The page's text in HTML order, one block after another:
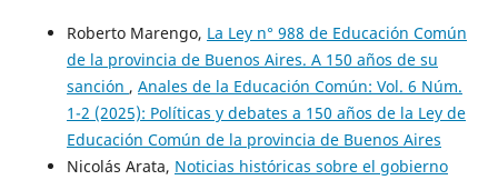
Roberto Marengo, La Ley n° 988 de Educación Común
de la provincia de Buenos Aires. A 150 años de su
sanción , Anales de la Educación Común: Vol. 6 Núm.
1-2 (2025): Políticas y debates a 150 años de la Ley de
Educación Común de la provincia de Buenos Aires
Nicolás Arata, Noticias históricas sobre el gobierno